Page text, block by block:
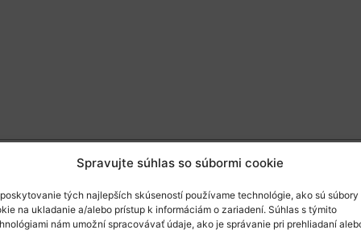
Spravujte súhlas so súbormi cookie
tých najlepších skúseností používame technológie, ako sú súbory
na ukladanie a/alebo prístup k informáciám o zariadení. Súhlas s týmito
nám umožní spracovávať údaje, ako je správanie pri prehliadaní
zahraničných vecí a európskych záležitostí Vás